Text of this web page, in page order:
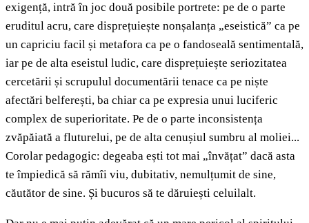
exigență, intră în joc două posibile portrete: pe de o parte
eruditul acru, care disprețuiește nonșalanța „eseistică” ca pe
un capriciu facil și metafora ca pe o fandoseală sentimentală,
iar pe de alta eseistul ludic, care disprețuiește seriozitatea
cercetării și scrupulul documentării tenace ca pe niște
afectări belferești, ba chiar ca pe expresia unui luciferic
complex de superioritate. Pe de o parte inconsistența
zvăpăiată a fluturelui, pe de alta cenușiul sumbru al moliei...
Corolar pedagogic: degeaba ești tot mai „învățat” dacă asta
te împiedică să rămîi viu, dubitativ, nemulțumit de sine,
căutător de sine. Și bucuros să te dăruiești celuilalt.